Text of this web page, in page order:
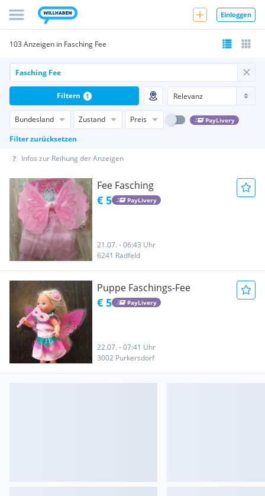
Einloggen
103 Anzeigen in Fasching Fee
Bundesland Zustand Preis PayLivery
Filter zurücksetzen
Filtern 1
Infos zur Reihung der Anzeigen
Fee Fasching
€ 5 PayLivery
21.07. - 06:43 Uhr
6241 Radfeld
Puppe Faschings-Fee
€ 5 PayLivery
22.07. - 07:41 Uhr
3002 Purkersdorf